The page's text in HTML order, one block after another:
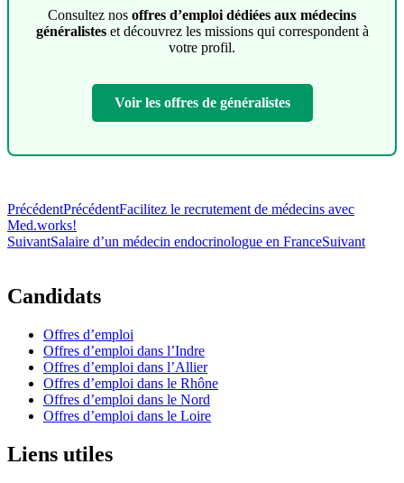
Consultez nos offres d’emploi dédiées aux médecins
généralisteset découvrez les missions qui correspondent à
votre profil.
Voir les offres de généralistes
PrécédentPrécédentFacilitez le recrutement de médecins avec
Med.works!
SuivantSalaire d’un médecin endocrinologue en FranceSuivant
Candidats
Offres d’emploi
Offres d’emploi dans l’Indre
Offres d’emploi dans l’Allier
Offres d’emploi dans le Rhône
Offres d’emploi dans le Nord
Offres d’emploi dans le Loire
Liens utiles